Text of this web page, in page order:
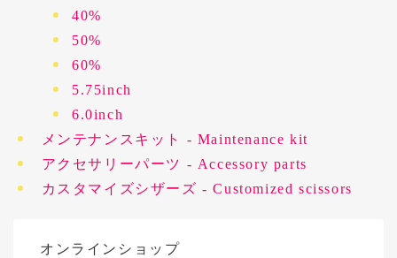
40%
50%
60%
5.75inch
6.0inch
メンテナンスキット - Maintenance kit
アクセサリーパーツ - Accessory parts
カスタマイズシザーズ - Customized scissors
オンラインショップ